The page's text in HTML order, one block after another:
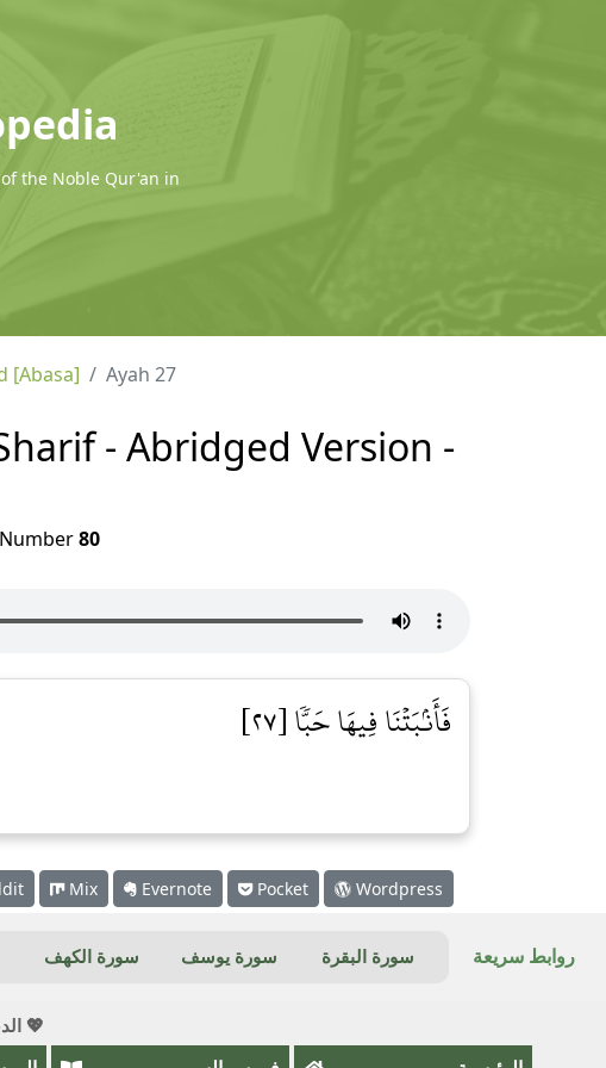
the Noble Qur'an in
[Abasa] Ayah 27
- Abridged Version -
Number80
فَأَنۢبَتۡنَا فِيهَا حَبّٗا [٢٧]
Mix Evernote Pocket Wordpress
روابط سريعة سورة البقرة سورة يوسف سورة الكهف
💖